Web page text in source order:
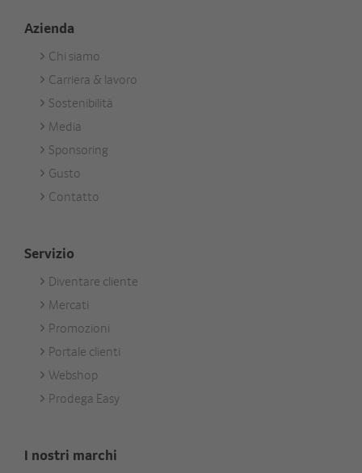
Azienda
Footer
Unternehmen
Chi siamo
Carriera & lavoro
Sostenibilità
Media
Sponsoring
Gusto
Contatto
Servizio
Footer
Services
Diventare cliente
Mercati
Promozioni
Portale clienti
Webshop
Prodega Easy
I nostri marchi